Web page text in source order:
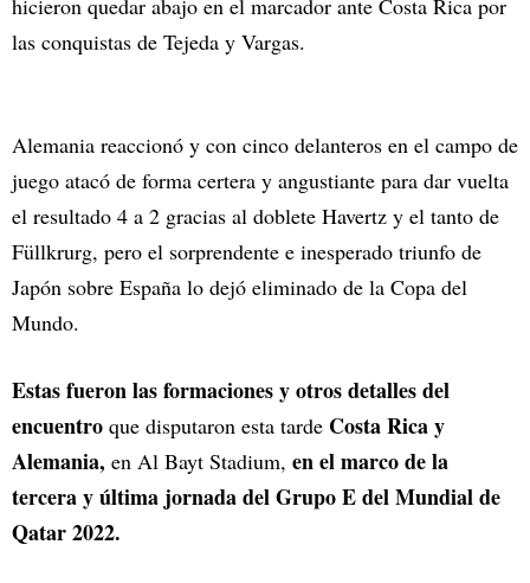
hicieron quedar abajo en el marcador ante Costa Rica por
las conquistas de Tejeda y Vargas.
Alemania reaccionó y con cinco delanteros en el campo de
juego atacó de forma certera y angustiante para dar vuelta
el resultado 4 a 2 gracias al doblete Havertz y el tanto de
Füllkrurg, pero el sorprendente e inesperado triunfo de
Japón sobre España lo dejó eliminado de la Copa del
Mundo.
Estas fueron las formaciones y otros detalles del
encuentro que disputaron esta tarde Costa Rica y
Alemania, en Al Bayt Stadium, en el marco de la
tercera y última jornada del Grupo E del Mundial de
Qatar 2022.